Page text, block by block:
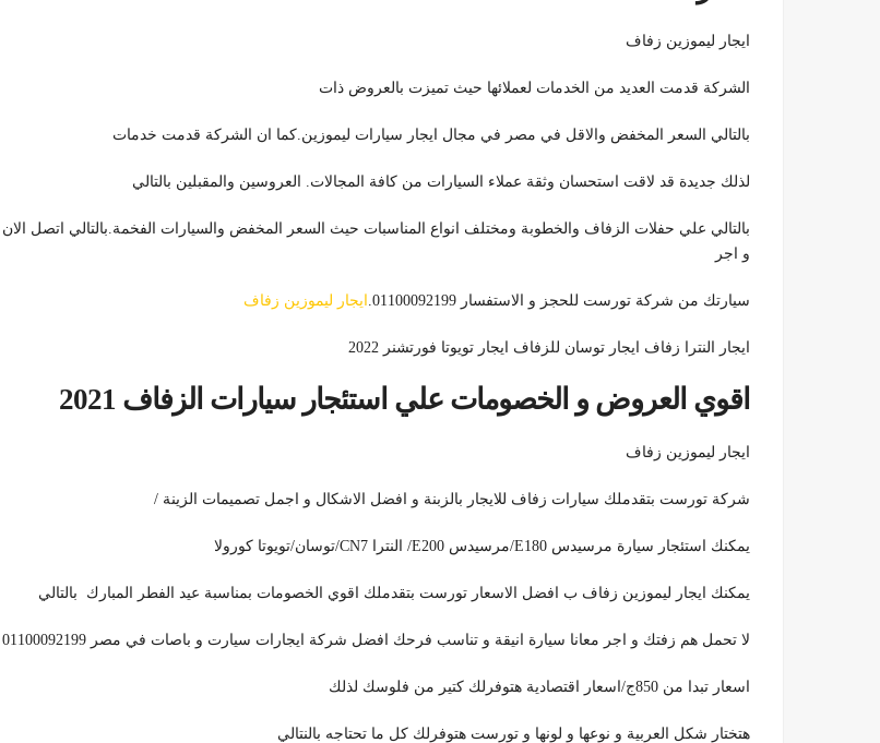
ايجار ليموزين زفاف
الشركة قدمت العديد من الخدمات لعملائها حيث تميزت بالعروض ذات
بالتالي السعر المخفض والاقل في مصر في مجال ايجار سيارات ليموزين.كما ان الشركة قدمت خدمات
لذلك جديدة قد لاقت استحسان وثقة عملاء السيارات من كافة المجالات. العروسين والمقبلين بالتالي
بالتالي علي حفلات الزفاف والخطوبة ومختلف انواع المناسبات حيث السعر المخفض والسيارات الفخمة.بالتالي اتصل الان
و اجر
سيارتك من شركة تورست للحجز و الاستفسار 01100092199. ايجار ليموزين زفاف
ايجار النترا زفاف ايجار توسان للزفاف ايجار تويوتا فورتشنر 2022
اقوي العروض و الخصومات علي استئجار سيارات الزفاف 2021
ايجار ليموزين زفاف
شركة تورست بتقدملك سيارات زفاف للايجار بالزبنة و افضل الاشكال و اجمل تصميمات الزينة /
يمكنك استئجار سيارة مرسيدس E180/مرسيدس E200/ النترا CN7/توسان/تويوتا كورولا
يمكنك ايجار ليموزين زفاف ب افضل الاسعار تورست بتقدملك اقوي الخصومات بمناسبة عيد الفطر المبارك بالتالي
لا تحمل هم زفتك و اجر معانا سيارة انيقة و تناسب فرحك افضل شركة ايجارات سيارت و باصات في مصر 01100092199
اسعار تبدا من 850ج/اسعار اقتصادية هتوفرلك كتير من فلوسك لذلك
هتختار شكل العربية و نوعها و لونها و تورست هتوفرلك كل ما تحتاجه بالنتالي